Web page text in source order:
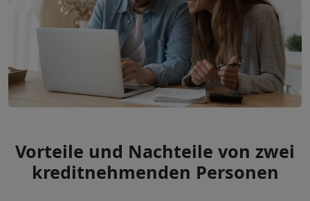
Vorteile und Nachteile von zwei
kreditnehmenden Personen